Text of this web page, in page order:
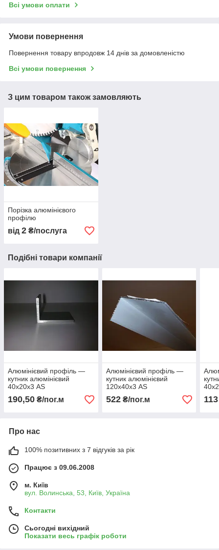
Всі умови оплати
Умови повернення
Повернення товару впродовж 14 днів за домовленістю
Всі умови повернення
З цим товаром також замовляють
Порізка алюмінієвого
профілю
від 2 ₴/послуга
Подібні товари компанії
Алюмінієвий профіль —
кутник алюмінієвий
40х20х3 AS
190,50 ₴/пог.м
Алюмінієвий профіль —
кутник алюмінієвий
120х40х3 AS
522₴/пог.м 113
Про нас
100% позитивних з 7 відгуків за рік
Працює з 09.06.2008
м. Київ
вул. Волинська, 53, Київ, Україна
Контакти
Сьогодні вихідний
Показати весь графік роботи